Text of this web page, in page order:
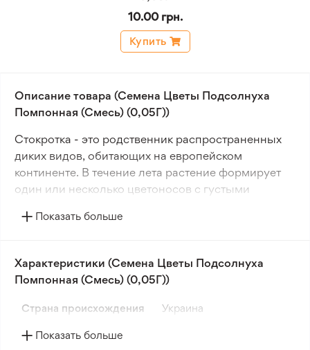
10.00 грн.
Купить
Описание товара (Семена Цветы Подсолнуха
Помпонная (Смесь) (0,05Г))
Стокротка - это родственник распространенных
диких видов, обитающих на европейском
континенте. В течение лета растение формирует
один или несколько цветоносов с густыми
крупнее, чем у диких видов.
открытый грунт, так и в пленочные укрытия. Через
5-6 недель после посева сеянцы пересаживают на
постоянное место, оставляя расстояние 10-20 см
между ними. Это растение прекрасно смотрится
как в небольших группах на клумбах и рабатках,
Показать больше
Характеристики (Семена Цветы Подсолнуха
Помпонная (Смесь) (0,05Г))
Страна происхождения Украина
Показать больше